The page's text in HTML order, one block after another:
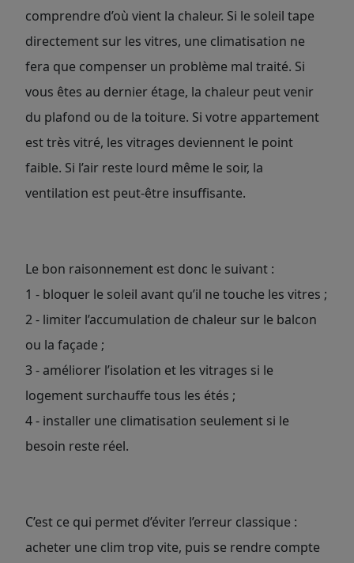
comprendre d’où vient la chaleur. Si le soleil tape
directement sur les vitres, une climatisation ne
fera que compenser un problème mal traité. Si
vous êtes au dernier étage, la chaleur peut venir
du plafond ou de la toiture. Si votre appartement
est très vitré, les vitrages deviennent le point
faible. Si l’air reste lourd même le soir, la
ventilation est peut-être insuffisante.
Le bon raisonnement est donc le suivant :
1 - bloquer le soleil avant qu’il ne touche les vitres ;
2 - limiter l’accumulation de chaleur sur le balcon
ou la façade ;
3 - améliorer l’isolation et les vitrages si le
logement surchauffe tous les étés ;
4 - installer une climatisation seulement si le
besoin reste réel.
C’est ce qui permet d’éviter l’erreur classique :
acheter une clim trop vite, puis se rendre compte